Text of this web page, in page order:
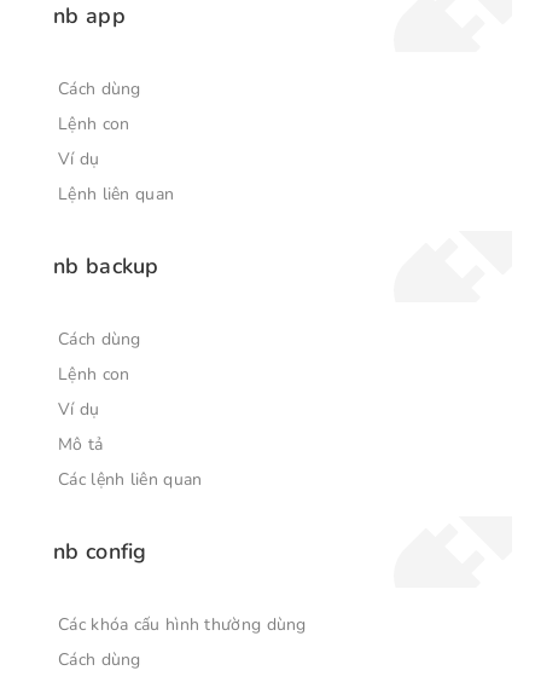
nb app
Cách dùng
Lệnh con
Ví dụ
Lệnh liên quan
nb backup
Cách dùng
Lệnh con
Ví dụ
Mô tả
Các lệnh liên quan
nb config
Các khóa cấu hình thường dùng
Cách dùng